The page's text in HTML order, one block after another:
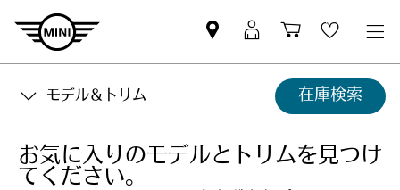
Mini
dealer
MyMini
login
Shopping
cart
Wishlist
モデル＆トリム 在庫検索
お気に入りのモデルとトリムを見つけ
てください。